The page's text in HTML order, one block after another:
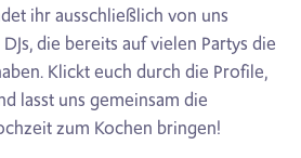
ihr ausschließlich von uns
die bereits auf vielen Partys die
Klickt euch durch die Profile,
lasst uns gemeinsam die
zum Kochen bringen!